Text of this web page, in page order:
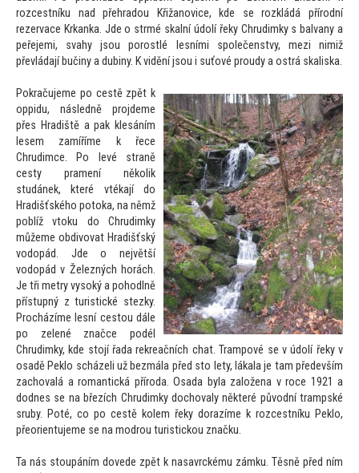
rozcestníku nad přehradou Křižanovice, kde se rozkládá přírodní
rezervace Krkanka. Jde o strmé skalní údolí řeky Chrudimky s balvany a
peřejemi, svahy jsou porostlé lesními společenstvy, mezi nimiž
převládají bučiny a dubiny. K vidění jsou i suťové proudy a ostrá skaliska.
Pokračujeme po cestě zpět k
oppidu, následně projdeme
přes Hradiště a pak klesáním
lesem zamíříme k řece
Chrudimce. Po levé straně
cesty pramení několik
studánek, které vtékají do
Hradišťského potoka, na němž
poblíž vtoku do Chrudimky
můžeme obdivovat Hradišťský
vodopád. Jde o největší
vodopád v Železných horách.
Je tři metry vysoký a pohodlně
přístupný z turistické stezky.
Procházíme lesní cestou dále
po zelené značce podél
Chrudimky, kde stojí řada rekreačních chat. Trampové se v údolí řeky v
osadě Peklo scházeli už bezmála před sto lety, lákala je tam především
zachovalá a romantická příroda. Osada byla založena v roce 1921 a
dodnes se na březích Chrudimky dochovaly některé původní trampské
sruby. Poté, co po cestě kolem řeky dorazíme k rozcestníku Peklo,
přeorientujeme se na modrou turistickou značku.
Ta nás stoupáním dovede zpět k nasavrckému zámku. Těsně před ním